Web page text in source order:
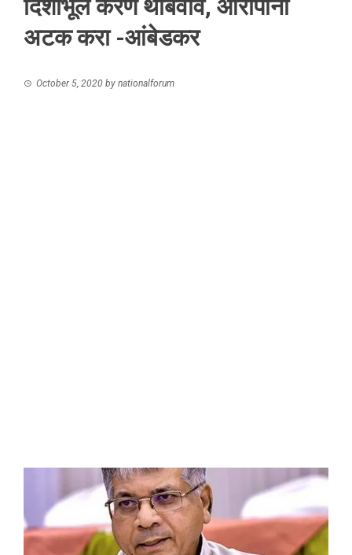
दिशाभूल करणे थांबवावे, आरोपींना
अटक करा -आंबेडकर
October 5, 2020 by nationalforum